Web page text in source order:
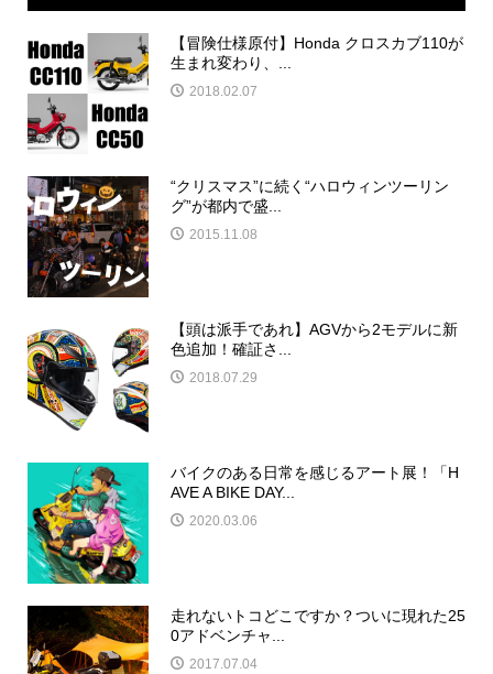
【冒険仕様原付】Honda クロスカブ110が
生まれ変わり、...
2018.02.07
“クリスマス”に続く“ハロウィンツーリン
グ”が都内で盛...
2015.11.08
【頭は派手であれ】AGVから2モデルに新
色追加！確証さ...
2018.07.29
バイクのある日常を感じるアート展！「H
AVE A BIKE DAY...
2020.03.06
走れないトコどこですか？ついに現れた25
0アドベンチャ...
2017.07.04